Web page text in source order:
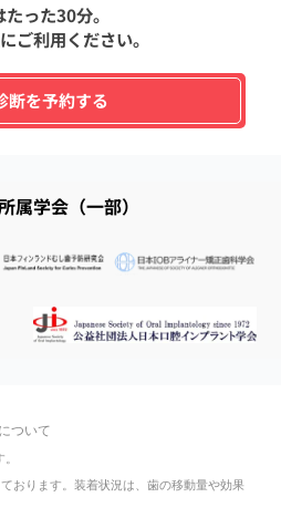
った30分。
ご利用ください。
断を予約する
属学会（一部）
ついて
おります。装着状況は、歯の移動量や効果